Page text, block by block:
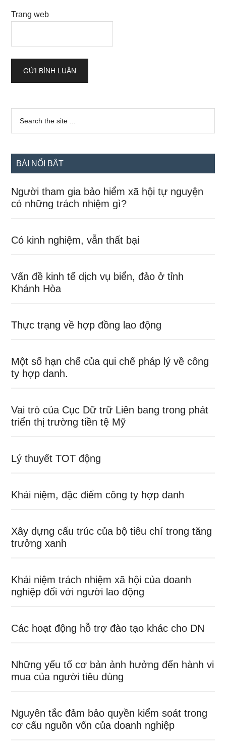
Trang web
Sidebar
chính
...
BÀI NỔI BẬT
Người tham gia bảo hiểm xã hội tự nguyện
có những trách nhiệm gì?
Có kinh nghiệm, vẫn thất bại
Vấn đề kinh tế dịch vụ biển, đảo ở tỉnh
Khánh Hòa
Thực trạng về hợp đồng lao động
Một số hạn chế của qui chế pháp lý về công
ty hợp danh.
Vai trò của Cục Dữ trữ Liên bang trong phát
triển thị trường tiền tệ Mỹ
Lý thuyết TOT động
Khái niệm, đặc điểm công ty hợp danh
Xây dựng cấu trúc của bộ tiêu chí trong tăng
trưởng xanh
Khái niệm trách nhiệm xã hội của doanh
nghiệp đối với người lao động
Các hoạt động hỗ trợ đào tạo khác cho DN
Những yếu tố cơ bản ảnh hưởng đến hành vi
mua của người tiêu dùng
Nguyên tắc đảm bảo quyền kiểm soát trong
cơ cấu nguồn vốn của doanh nghiệp